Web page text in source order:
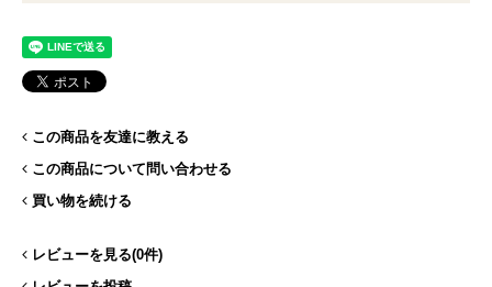
この商品を友達に教える
この商品について問い合わせる
買い物を続ける
レビューを見る(0件)